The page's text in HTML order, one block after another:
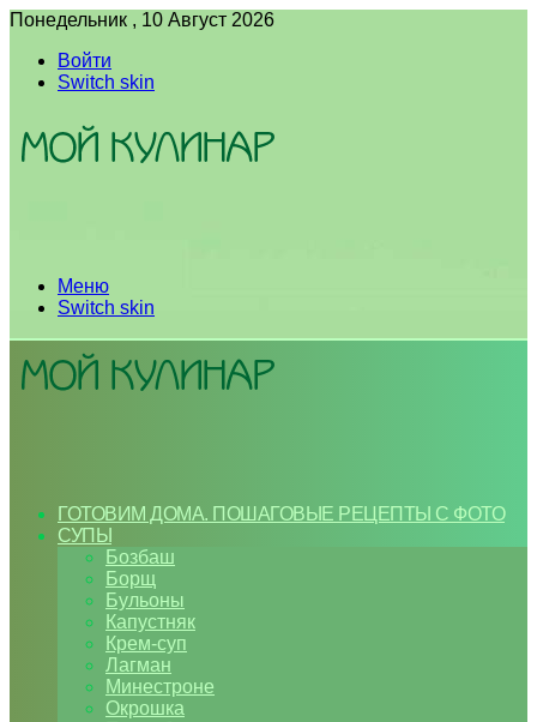
Понедельник , 10 Август 2026
Войти
Switch skin
Меню
Switch skin
ГОТОВИМ ДОМА. ПОШАГОВЫЕ РЕЦЕПТЫ С ФОТО
СУПЫ
Бозбаш
Борщ
Бульоны
Капустняк
Крем-суп
Лагман
Минестроне
Окрошка